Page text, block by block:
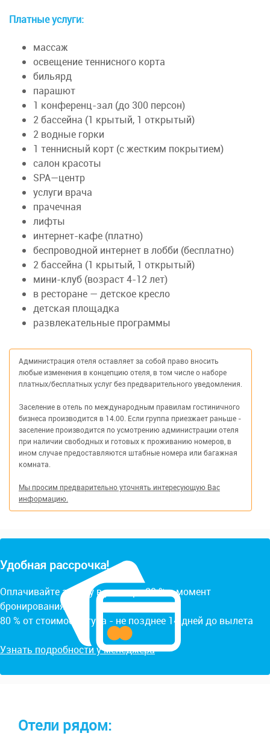
Платные услуги:
массаж
освещение теннисного корта
бильярд
парашют
1 конференц-зал (до 300 персон)
2 бассейна (1 крытый, 1 открытый)
2 водные горки
1 теннисный корт (с жестким покрытием)
салон красоты
SPA—центр
услуги врача
прачечная
лифты
интернет-кафе (платно)
беспроводной интернет в лобби (бесплатно)
2 бассейна (1 крытый, 1 открытый)
мини-клуб (возраст 4-12 лет)
в ресторане — детское кресло
детская площадка
развлекательные программы
Администрация отеля оставляет за собой право вносить
любые изменения в концепцию отеля, в том числе о наборе
платных/бесплатных услуг без предварительного уведомления.
Заселение в отель по международным правилам гостиничного
бизнеса производится в 14.00. Если группа приезжает раньше -
заселение производится по усмотрению администрации отеля
при наличии свободных и готовых к проживанию номеров, в
ином случае предоставляются штабные номера или багажная
комната.
Мы просим предварительно уточнять интересующую Вас
информацию.
Удобная рассрочка!
Оплачивайте заявку в размере 20 % в момент
бронирования.
80 % от стоимости тура - не позднее 14 дней до вылета
Узнать подробности у менеджера
Отели рядом: